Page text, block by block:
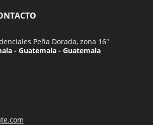
Peña Dorada, zona 16"
- Guatemala - Guatemala